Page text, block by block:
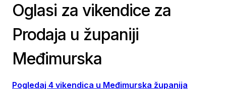
Oglasi za vikendice za
Prodaja u županiji
Međimurska
Pogledaj 4 vikendica u Međimurska županija